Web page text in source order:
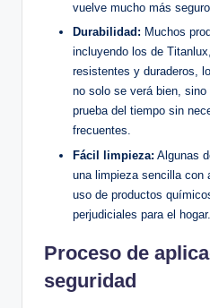
vuelve mucho más
Durabilidad: Muchos
incluyendo los de
resistentes y duraderos,
no solo se verá bien,
prueba del tiempo sin
frecuentes.
Fácil limpieza: Algunas
una limpieza sencilla con
uso de productos
perjudiciales para el hogar.
Proceso de
seguridad